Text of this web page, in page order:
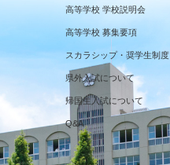
高等学校 学校説明会
高等学校 募集要項
スカラシップ・奨学生制度
県外入試について
帰国生入試について
Q&A